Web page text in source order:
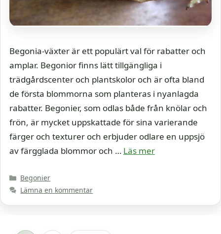
Begonia-växter är ett populärt val för rabatter och
amplar. Begonior finns lätt tillgängliga i
trädgårdscenter och plantskolor och är ofta bland
de första blommorna som planteras i nyanlagda
rabatter. Begonier, som odlas både från knölar och
frön, är mycket uppskattade för sina varierande
färger och texturer och erbjuder odlare en uppsjö
av färgglada blommor och … Läs mer
Kategorier
Begonier
Lämna en kommentar